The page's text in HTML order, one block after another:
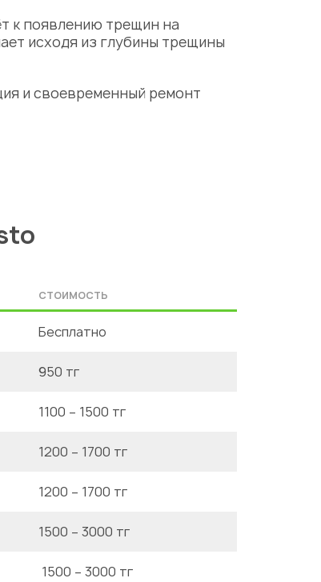
к появлению трещин на
исходя из глубины трещины
и своевременный ремонт
СТОИМОСТЬ
Бесплатно
950 тг
1100 – 1500 тг
1200 – 1700 тг
1200 – 1700 тг
1500 – 3000 тг
1500 – 3000 тг